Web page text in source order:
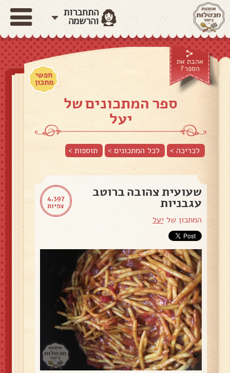
התחברות
והרשמה
אהבת את
הספר?
חפשי
מתכון
ספר המתכונים של
יעל
לכריכה > לכל המתכונים > תוספות>
4,397
צפיות
שעועית צהובה ברוטב
עגבניות
המתכון של יעל